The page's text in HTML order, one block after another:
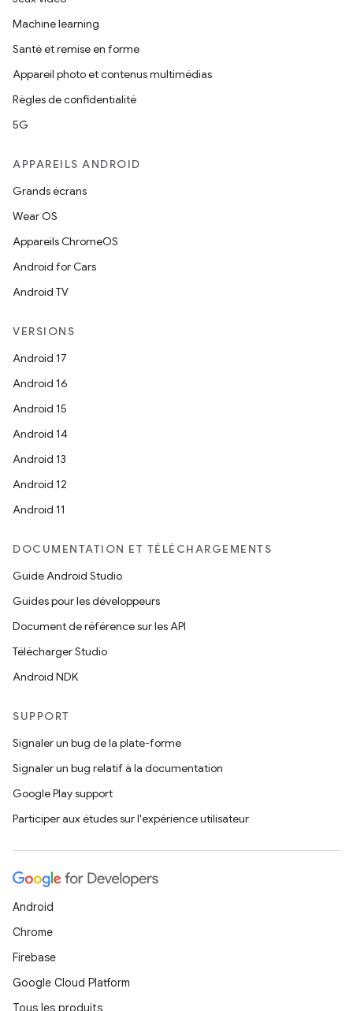
Machine learning
Santé et remise en forme
Appareil photo et contenus multimédias
Règles de confidentialité
5G
APPAREILS ANDROID
Grands écrans
Wear OS
Appareils ChromeOS
Android for Cars
Android TV
VERSIONS
Android 17
Android 16
Android 15
Android 14
Android 13
Android 12
Android 11
DOCUMENTATION ET TÉLÉCHARGEMENTS
Guide Android Studio
Guides pour les développeurs
Document de référence sur les API
Télécharger Studio
Android NDK
SUPPORT
Signaler un bug de la plate-forme
Signaler un bug relatif à la documentation
Google Play support
Participer aux études sur l'expérience utilisateur
Android
Chrome
Firebase
Google Cloud Platform
Tous les produits